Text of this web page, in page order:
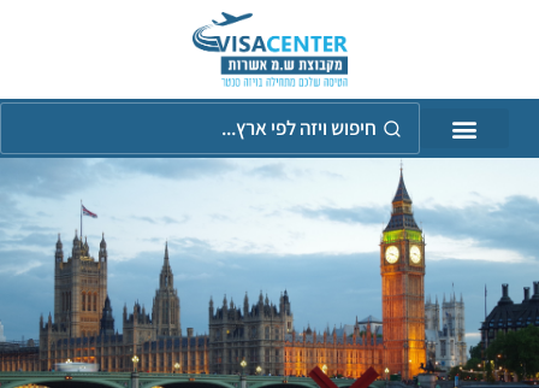
חיפוש
ויזה
לפי
אר